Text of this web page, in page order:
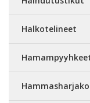
Halkotelineet